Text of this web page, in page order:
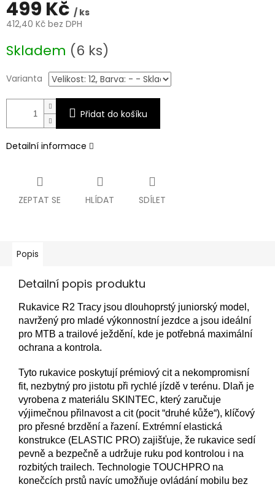
499 Kč / ks
412,40 Kč bez DPH
cena:
Skladem (6 ks)
Varianta
Přidat do košíku
Detailní informace
ZEPTAT SE HLÍDAT SDÍLET
Popis
Detailní popis produktu
Rukavice R2 Tracy jsou dlouhoprstý juniorský model,
navržený pro mladé výkonnostní jezdce a jsou ideální
pro MTB a trailové ježdění, kde je potřebná maximální
ochrana a kontrola.
Tyto rukavice poskytují prémiový cit a nekompromisní
fit, nezbytný pro jistotu při rychlé jízdě v terénu. Dlaň je
vyrobena z materiálu SKINTEC, který zaručuje
výjimečnou přilnavost a cit (pocit “druhé kůže“), klíčový
pro přesné brzdění a řazení. Extrémní elastická
konstrukce (ELASTIC PRO) zajišťuje, že rukavice sedí
pevně a bezpečně a udržuje ruku pod kontrolou i na
rozbitých trailech. Technologie TOUCHPRO na
konečcích prstů navíc umožňuje ovládání mobilu bez